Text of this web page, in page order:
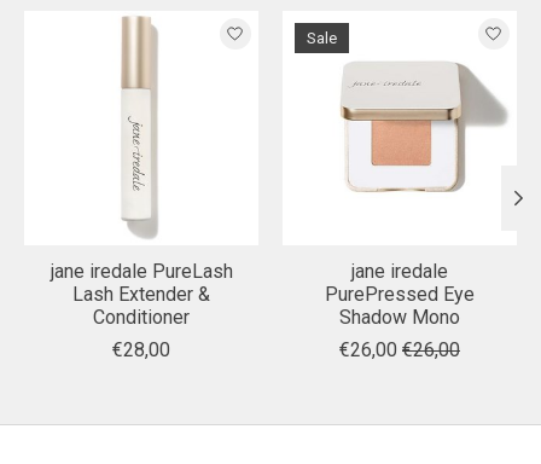
Items van productcarrousel
jane iredale PureLash
Lash Extender &
Conditioner
€28,00
Sale
jane iredale
PurePressed Eye
Shadow Mono
€26,00 €26,00